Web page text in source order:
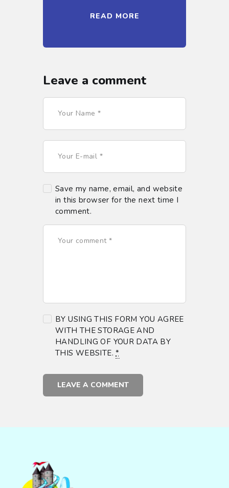
READ MORE
Leave a comment
Save my name, email, and website
in this browser for the next time I
comment.
BY USING THIS FORM YOU AGREE
WITH THE STORAGE AND
HANDLING OF YOUR DATA BY
THIS WEBSITE.*